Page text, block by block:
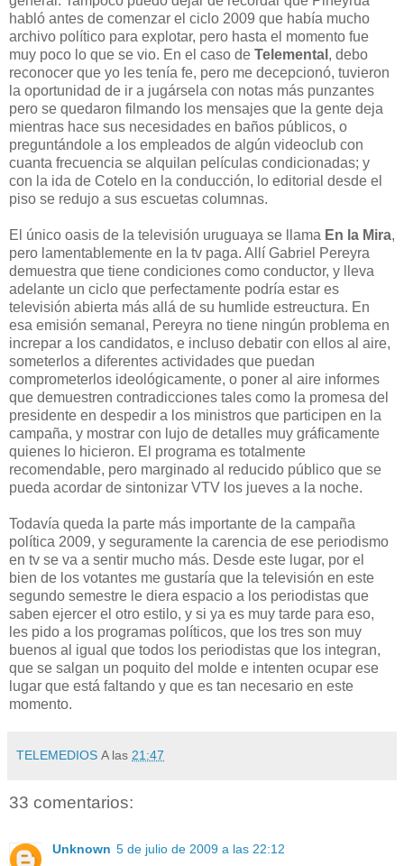
habló antes de comenzar el ciclo 2009 que había mucho
archivo político para explotar, pero hasta el momento fue
muy poco lo que se vio. En el caso de Telemental , debo
reconocer que yo les tenía fe, pero me decepcionó, tuvieron
la oportunidad de ir a jugársela con notas más punzantes
pero se quedaron filmando los mensajes que la gente deja
mientras hace sus necesidades en baños públicos, o
preguntándole a los empleados de algún videoclub con
cuanta frecuencia se alquilan películas condicionadas; y
con la ida de Cotelo en la conducción, lo editorial desde el
piso se redujo a sus escuetas columnas.
El único oasis de la televisión uruguaya se llama En la Mira,
pero lamentablemente en la tv paga. Allí Gabriel Pereyra
demuestra que tiene condiciones como conductor, y lleva
adelante un ciclo que perfectamente podría estar es
televisión abierta más allá de su humlide estreuctura. En
esa emisión semanal, Pereyra no tiene ningún problema en
increpar a los candidatos, e incluso debatir con ellos al aire,
someterlos a diferentes actividades que puedan
comprometerlos ideológicamente, o poner al aire informes
que demuestren contradicciones tales como la promesa del
presidente en despedir a los ministros que participen en la
campaña, y mostrar con lujo de detalles muy gráficamente
quienes lo hicieron. El programa es totalmente
recomendable, pero marginado al reducido público que se
pueda acordar de sintonizar VTV los jueves a la noche.
Todavía queda la parte más importante de la campaña
política 2009, y seguramente la carencia de ese periodismo
en tv se va a sentir mucho más. Desde este lugar, por el
bien de los votantes me gustaría que la televisión en este
segundo semestre le diera espacio a los periodistas que
saben ejercer el otro estilo, y si ya es muy tarde para eso,
les pido a los programas políticos, que los tres son muy
buenos al igual que todos los periodistas que los integran,
que se salgan un poquito del molde e intenten ocupar ese
lugar que está faltando y que es tan necesario en este
momento.
TELEMEDIOS A las 21:47
33 comentarios:
Unknown 5 de julio de 2009 a las 22:12